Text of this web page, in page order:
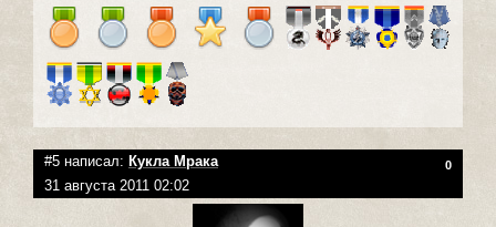
#5 написал: Кукла Мрака 0
31 августа 2011 02:02